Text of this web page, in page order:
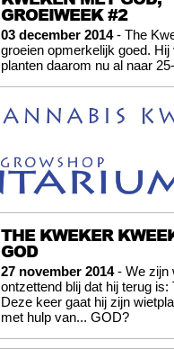
GROEIWEEK #2
03 december 2014- The
groeien opmerkelijk goed. Hij
planten daarom nu al naar
THE KWEKER
GOD
27 november 2014- We zijn
ontzettend blij dat hij terug is:
Deze keer gaat hij zijn
met hulp van... GOD?